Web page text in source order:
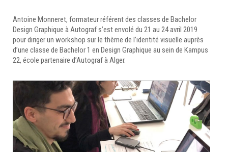
Antoine Monneret, formateur référent des classes de Bachelor
Design Graphique à Autograf s’est envolé du 21 au 24 avril 2019
pour diriger un workshop sur le thème de l’identité visuelle auprès
d’une classe de Bachelor 1 en Design Graphique au sein de Kampus
22, école partenaire d’Autograf à Alger.